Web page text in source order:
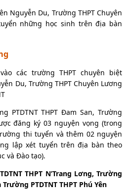
Nguyễn Du, Trường THPT Chuyên
những học sinh trên địa bàn
các trường THPT chuyên biệt
Du, Trường THPT Chuyên Lương
PTDTNT THPT Đam San, Trường
đăng ký 03 nguyện vọng (trong
thi tuyển và thêm 02 nguyện
lập xét tuyển trên địa bàn theo
và Đào tạo).
THPT N’Trang Lơng, Trường
Trường PTDTNT THPT Phú Yên